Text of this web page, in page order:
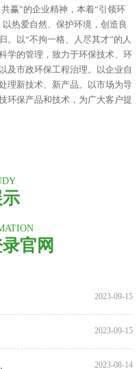
赢”的企业精神，本着“引领环
热爱自然、保护环境，创造良
。以“不拘一格、人尽其才”的人
学的管理，致力于环保技术、环
及市政环保工程治理。以企业自
理新技术、新产品。以市场为导
环保产品和技术，为广大客户提
官网
2023-09-15
2023-09-15
2023-08-14